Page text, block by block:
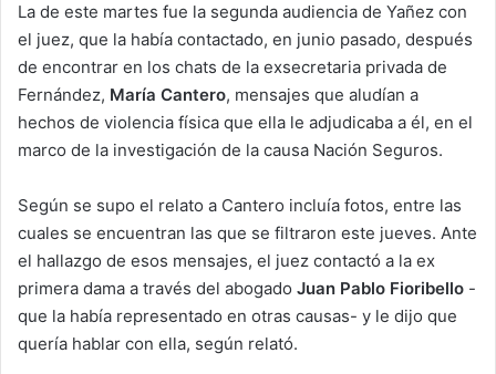
La de este martes fue la segunda audiencia de Yañez con
el juez, que la había contactado, en junio pasado, después
de encontrar en los chats de la exsecretaria privada de
Fernández, María Cantero, mensajes que aludían a
hechos de violencia física que ella le adjudicaba a él, en el
marco de la investigación de la causa Nación Seguros.
Según se supo el relato a Cantero incluía fotos, entre las
cuales se encuentran las que se filtraron este jueves. Ante
el hallazgo de esos mensajes, el juez contactó a la ex
primera dama a través del abogado Juan Pablo Fioribello -
que la había representado en otras causas- y le dijo que
quería hablar con ella, según relató.